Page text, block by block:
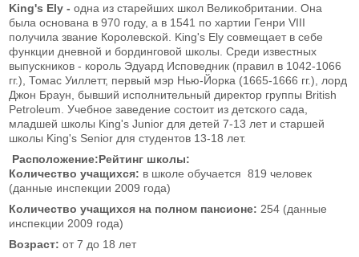
King's Ely - одна из старейших школ Великобритании. Она
была основана в 970 году, а в 1541 по хартии Генри VIII
получила звание Королевской. King's Ely совмещает в себе
функции дневной и бординговой школы. Среди известных
выпускников - король Эдуард Исповедник (правил в 1042-1066
гг.), Томас Уиллетт, первый мэр Нью-Йорка (1665-1666 гг.), лорд
Джон Браун, бывший исполнительный директор группы British
Petroleum. Учебное заведение состоит из детского сада,
младшей школы King's Junior для детей 7-13 лет и старшей
школы King's Senior для студентов 13-18 лет.
Расположение:Рейтинг школы:
Количество учащихся: в школе обучается 819 человек
(данные инспекции 2009 года)
Количество учащихся на полном пансионе: 254 (данные
инспекции 2009 года)
Возраст: от 7 до 18 лет